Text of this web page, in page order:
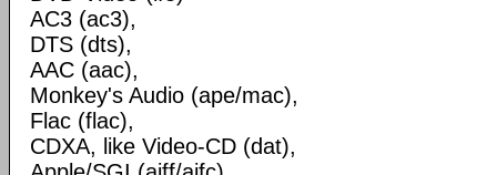
AC3 (ac3),
DTS (dts),
AAC (aac),
Monkey's Audio (ape/mac),
Flac (flac),
CDXA, like Video-CD (dat),